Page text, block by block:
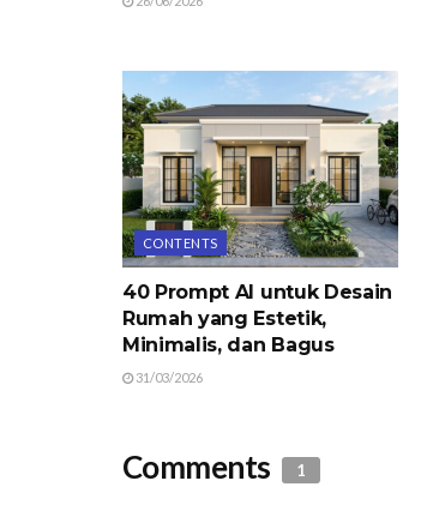
CONTENTS
40 Prompt AI untuk Desain
Rumah yang Estetik,
Minimalis, dan Bagus
31/03/2026
Comments 1